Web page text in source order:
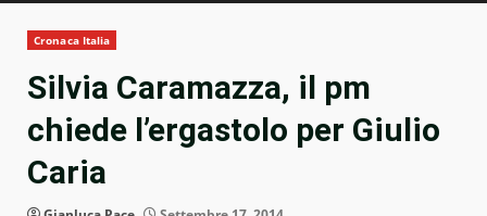
Cronaca Italia
Silvia Caramazza, il pm
chiede l’ergastolo per Giulio
Caria